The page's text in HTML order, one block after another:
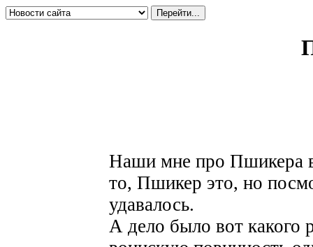
Наши мне про Пшикера
то, Пшикер это, но
удавалось.
А дело было вот какого